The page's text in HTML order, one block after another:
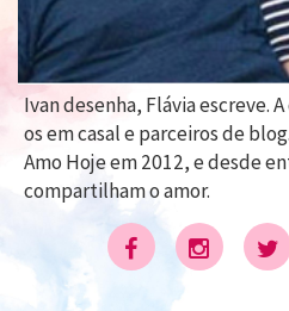
Ivan desenha, Flávia escreve.
os em casal e parceiros de
Amo Hoje em 2012, e desde
compartilham o amor.